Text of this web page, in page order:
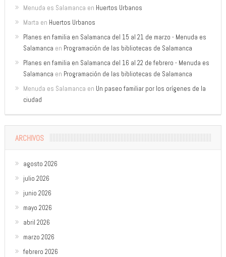
Menuda es Salamanca en Huertos Urbanos
Marta en Huertos Urbanos
Planes en familia en Salamanca del 15 al 21 de marzo - Menuda es
Salamanca en Programación de las bibliotecas de Salamanca
Planes en familia en Salamanca del 16 al 22 de febrero - Menuda es
Salamanca en Programación de las bibliotecas de Salamanca
Menuda es Salamanca en Un paseo familiar por los orígenes de la
ciudad
ARCHIVOS
agosto 2026
julio 2026
junio 2026
mayo 2026
abril 2026
marzo 2026
febrero 2026